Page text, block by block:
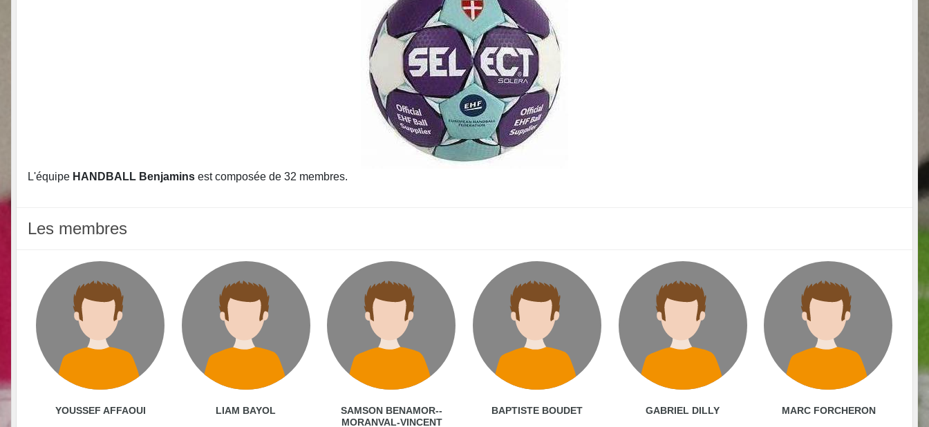
L'équipe HANDBALL Benjamins est composée de 32 membres.
Les membres
YOUSSEF AFFAOUI LIAM BAYOL
SAMSON BENAMOR--
MORANVAL-VINCENT
BAPTISTE BOUDET GABRIEL DILLY MARC FORCHERON